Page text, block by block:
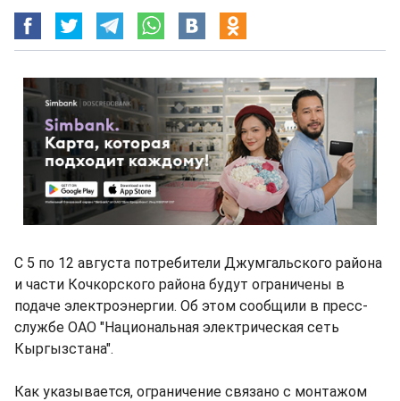
С 5 по 12 августа потребители Джумгальского района
и части Кочкорского района будут ограничены в
подаче электроэнергии. Об этом сообщили в пресс-
службе ОАО "Национальная электрическая сеть
Кыргызстана".
Как указывается, ограничение связано с монтажом